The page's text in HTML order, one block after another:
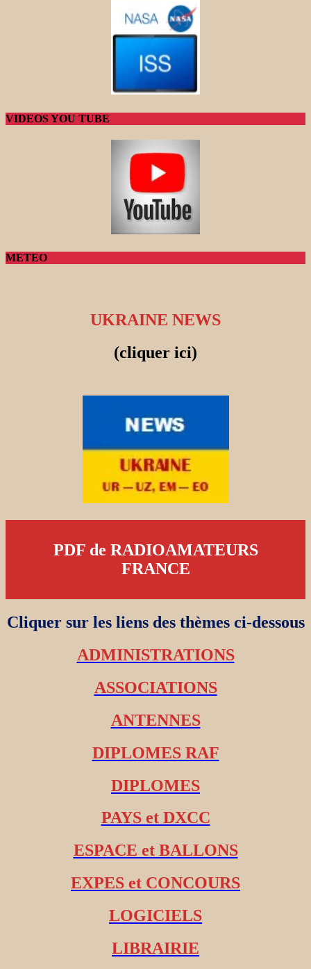
VIDEOS YOU TUBE
METEO
UKRAINE NEWS
(cliquer ici)
PDF de RADIOAMATEURS
FRANCE
Cliquer sur les liens des thèmes ci-dessous
ADMINISTRATIONS
ASSOCIATIONS
ANTENNES
DIPLOMES RAF
DIPLOMES
PAYS et DXCC
ESPACE et BALLONS
EXPES et CONCOURS
LOGICIELS
LIBRAIRIE